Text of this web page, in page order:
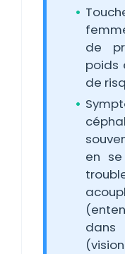
de
poids
de
en
dans